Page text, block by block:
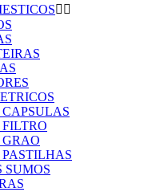
 
SUMOS